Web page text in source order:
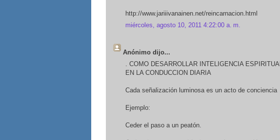
http://www.jariiivanainen.net/reincarnacion.html
miércoles, agosto 10, 2011 4:22:00 a. m.
Anónimo dijo...
. COMO DESARROLLAR INTELIGENCIA ESPIRITUAL
EN LA CONDUCCION DIARIA
Cada señalización luminosa es un acto de conciencia
Ejemplo:
Ceder el paso a un peatón.